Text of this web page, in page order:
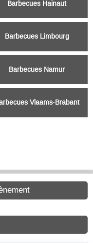
Barbecues Hainaut
Barbecues Limbourg
Barbecues Namur
Vlaams-Brabant